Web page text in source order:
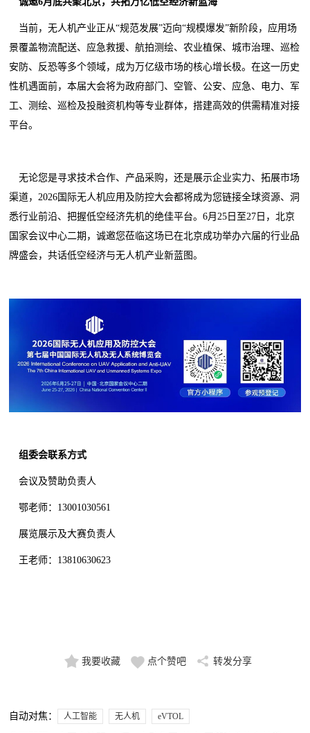
当前，无人机产业正从“规范发展”迈向“规模爆发”新阶段，应用场
景覆盖物流配送、应急救援、航拍测绘、农业植保、城市治理、巡检
安防、反恐等多个领域，成为万亿级市场的核心增长极。在这一历史
性机遇面前，本届大会将为政府部门、空管、公安、应急、电力、军
工、测绘、巡检及投融资机构等专业群体，搭建高效的供需精准对接
平台。
无论您是寻求技术合作、产品采购，还是展示企业实力、拓展市场
渠道，2026国际无人机应用及防控大会都将成为您链接全球资源、洞
悉行业前沿、把握低空经济先机的绝佳平台。6月25日至27日，北京
国家会议中心二期，诚邀您莅临这场已在北京成功举办六届的行业品
牌盛会，共话低空经济与无人机产业新蓝图。
组委会联系方式
会议及赞助负责人
鄂老师：13001030561
展览展示及大赛负责人
王老师：13810630623
我要收藏 点个赞吧 转发分享
自动对焦： 人工智能 无人机 eVTOL